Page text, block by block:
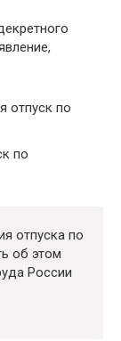
отпуск по
по
отпуска по
об этом
России